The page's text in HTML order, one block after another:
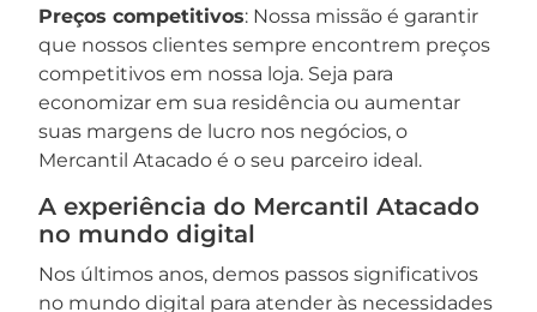
Preços competitivos: Nossa missão é garantir
que nossos clientes sempre encontrem preços
competitivos em nossa loja. Seja para
economizar em sua residência ou aumentar
suas margens de lucro nos negócios, o
Mercantil Atacado é o seu parceiro ideal.
A experiência do Mercantil Atacado
no mundo digital
Nos últimos anos, demos passos significativos
no mundo digital para atender às necessidades